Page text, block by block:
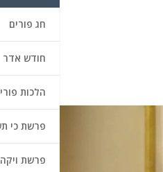
חג פורים
חודש אדר
הלכות
פרשת כי
פרשת